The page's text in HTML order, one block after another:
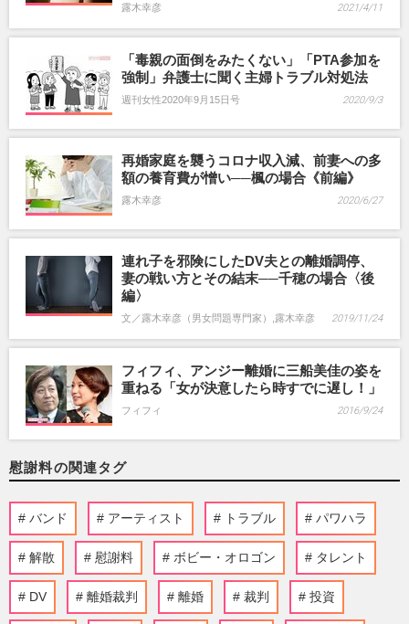
露木幸彦 2021/4/11
「毒親の面倒をみたくない」「PTA参加を
強制」弁護士に聞く主婦トラブル対処法
週刊女性2020年9月15日号 2020/9/3
再婚家庭を襲うコロナ収入減、前妻への多
額の養育費が憎い──楓の場合《前編》
露木幸彦 2020/6/27
連れ子を邪険にしたDV夫との離婚調停、
妻の戦い方とその結末──千穂の場合〈後
編〉
文／露木幸彦（男女問題専門家）,露木幸彦 2019/11/24
フィフィ、アンジー離婚に三船美佳の姿を
重ねる「女が決意したら時すでに遅し！」
フィフィ 2016/9/24
慰謝料の関連タグ
バンド アーティスト トラブル パワハラ
解散 慰謝料 ボビー・オロゴン タレント
DV 離婚裁判 離婚 裁判 投資